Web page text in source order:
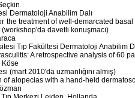
Dermatoloji Anabilim Dalı
the treatment of well-demarcated
davetli konuşmacı)
Tıp Fakültesi Dermatoloji Anabilim
A retrospective analysis of 60
Köse
(mart 2010'da uzmanlığını almış)
of alopecias with a hand-held